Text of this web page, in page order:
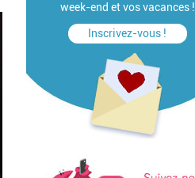
week-end et vos vacances !
Inscrivez-vous !